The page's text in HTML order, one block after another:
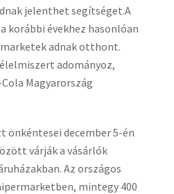
jelenthet segítséget.A
korábbi évekhez hasonlóan
adnak otthont.
adományoz,
Magyarország
önkéntesei december 5-én
várják a vásárlók
Az országos
mintegy 400